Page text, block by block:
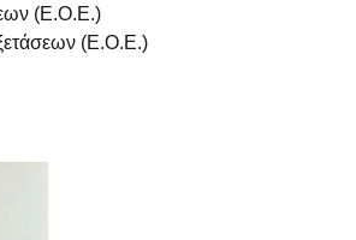
(Ε.Ο.Ε.)
(Ε.Ο.Ε.)